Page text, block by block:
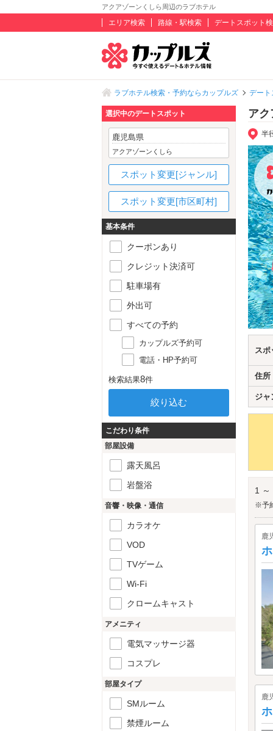
アクアゾーンくしら周辺のラブホテル
エリア検索 路線・駅検索 デートスポット
ラブホテル検索・予約ならカップルズ デート
アク
半
スポ
住所
ジャ
1
※予
鹿
鹿
選択中のデートスポット
鹿児島県
アクアゾーンくしら
スポット変更[ジャンル]
スポット変更[市区町村]
基本条件
クーポンあり
クレジット決済可
駐車場有
外出可
すべての予約
カップルズ予約可
電話・HP予約可
検索結果8件
こだわり条件
部屋設備
露天風呂
岩盤浴
音響・映像・通信
カラオケ
VOD
TVゲーム
Wi-Fi
クロームキャスト
アメニティ
電気マッサージ器
コスプレ
部屋タイプ
SMルーム
禁煙ルーム